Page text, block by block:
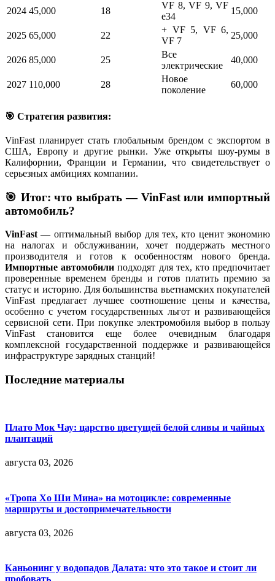
2024 45,000 18
VF 8, VF 9, VF
e34
15,000
2025 65,000 22
+ VF 5, VF 6,
VF 7
25,000
2026 85,000 25
Все
электрические
40,000
2027 110,000 28
Новое
поколение
60,000
🎯 Стратегия развития:
VinFast планирует стать глобальным брендом с экспортом в
США, Европу и другие рынки. Уже открыты шоу-румы в
Калифорнии, Франции и Германии, что свидетельствует о
серьезных амбициях компании.
🎯 Итог: что выбрать — VinFast или импортный
автомобиль?
VinFast — оптимальный выбор для тех, кто ценит экономию
на налогах и обслуживании, хочет поддержать местного
производителя и готов к особенностям нового бренда.
Импортные автомобили подходят для тех, кто предпочитает
проверенные временем бренды и готов платить премию за
статус и историю. Для большинства вьетнамских покупателей
VinFast предлагает лучшее соотношение цены и качества,
особенно с учетом государственных льгот и развивающейся
сервисной сети. При покупке электромобиля выбор в пользу
VinFast становится еще более очевидным благодаря
комплексной государственной поддержке и развивающейся
инфраструктуре зарядных станций!
Последние материалы
Плато Мок Чау: царство цветущей белой сливы и чайных
плантаций
августа 03, 2026
«Тропа Хо Ши Мина» на мотоцикле: современные
маршруты и достопримечательности
августа 03, 2026
Каньонинг у водопадов Далата: что это такое и стоит ли